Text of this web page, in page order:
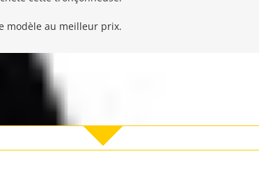
modèle au meilleur prix.